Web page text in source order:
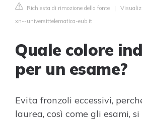
Richiesta di rimozione della fonte |
xn--universittelematica-eub.it
Quale colore
per un esame?
Evita fronzoli eccessivi,
laurea, così come gli esami,